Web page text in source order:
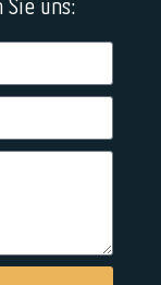
uns: